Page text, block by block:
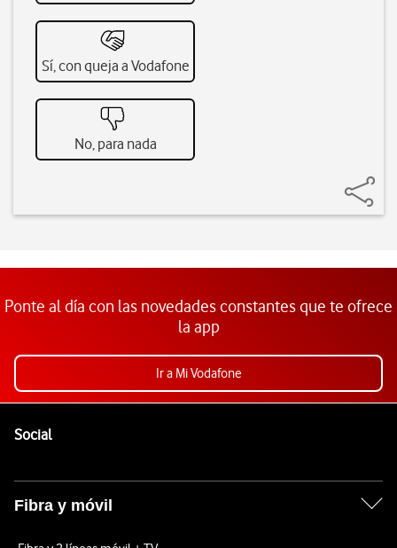
Sí, con queja a Vodafone
No, para nada
Ponte al día con las novedades constantes que te ofrece
la app
Ir a Mi Vodafone
SocialEnlaces a las redes sociales de Vodafone
Fibra y móvil